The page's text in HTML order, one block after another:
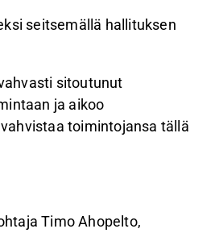
seitsemällä hallituksen
sitoutunut
ja aikoo
toimintojansa tällä
Timo Ahopelto,